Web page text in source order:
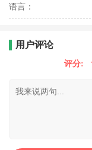
语言：
用户评论
评分: